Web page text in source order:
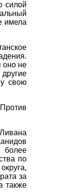
силой
имела
оно не
свою
более
по
за
также